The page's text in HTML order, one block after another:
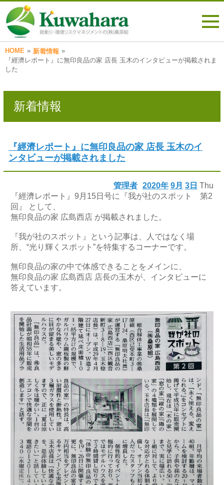
HOME » 新着情報 »
『經濟レポート』に無印良品の家 店長 玉木のインタビューが掲載されま
した
新着情報
『經濟レポート』に無印良品の家 店長 玉木のイ
ンタビューが掲載されました
2020年 9月 3日 Thu
管理者
『經濟レポート』9月15日号に『我が社のスポット 第2
回』 として、
無印良品の家 広島西店 が掲載されました。
『我が社のスポット』という記事は、人ではなく場
所、“光り輝くスポット”を特集するコーナーです。
無印良品の家の中で体感できることをメインに、
無印良品の家 広島西店 店長の玉木が、インタビューに
答えています。